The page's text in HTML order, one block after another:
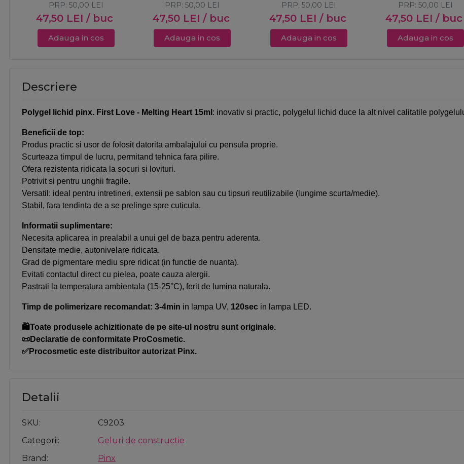
47,50 LEI / buc
PRP: 50,00 LEI
Adauga in cos
47,50 LEI / buc
PRP:50,00 LEI
Adauga in cos
47,50 LEI / buc
PRP:50,00 LEI
Adauga in cos
47,50 LEI / buc
PRP: 50,00 LEI
Adauga in cos
Descriere
Polygel lichid pinx. First Love - Melting Heart 15ml : inovativ si practic, polygelul lichid duce la alt nivel calitatile
Beneficii de top:
Produs practic si usor de folosit datorita ambalajului cu pensula proprie.
Scurteaza timpul de lucru, permitand tehnica fara pilire.
Ofera rezistenta ridicata la socuri si lovituri.
Potrivit si pentru unghii fragile.
Versatil: ideal pentru intretineri, extensii pe sablon sau cu tipsuri reutilizabile (lungime scurta/medie).
Stabil, fara tendinta de a se prelinge spre cuticula.
Informatii suplimentare:
Necesita aplicarea in prealabil a unui gel de baza pentru aderenta.
Densitate medie, autonivelare ridicata.
Grad de pigmentare mediu spre ridicat (in functie de nuanta).
Evitati contactul direct cu pielea, poate cauza alergii.
Pastrati la temperatura ambientala (15-25°C), ferit de lumina naturala.
Timp de polimerizare recomandat: 3-4min in lampa UV, 120sec in lampa LED.
🛍️Toate produsele achizitionate de pe site-ul nostru sunt originale.
📜Declaratie de conformitate ProCosmetic.
✅Procosmetic este distribuitor autorizat Pinx.
Detalii
SKU
C9203
Categorii
Geluri de constructie
Brand
Pinx